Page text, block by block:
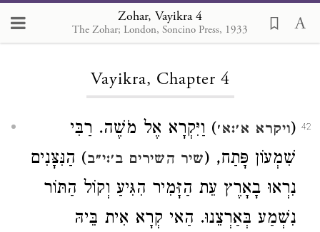
Zohar, Vayikra 4
The Zohar; London, Soncino Press, 1933
Loading...
Vayikra, Chapter 4
42
(ויקרא א׳:א׳) וַיִּקְרָא אֶל מֹשֶׁה. רַבִּי
שִׁמְעוֹן פָּתַח, (שיר השירים ב׳:י״ב) הַנִּצָּנִים
נִרְאוּ בָאָרֶץ עֵת הַזָּמִיר הִגִּיעַ וְקוֹל הַתּוֹר
נִשְׁמַע בְּאַרְצֵנוּ. הַאי קְרָא אִית בֵּיהּ